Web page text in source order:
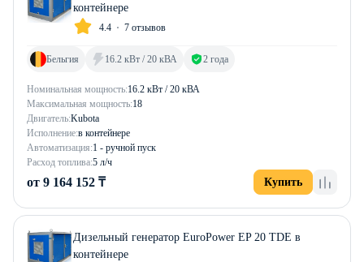
контейнере
4.4 7 отзывов
Номинальная мощность:16.2 кВт / 20 кВА
Максимальная мощность:18
Двигатель:Kubota
Исполнение:в контейнере
Автоматизация:1 - ручной пуск
Расход топлива:5 л/ч
Бельгия 16.2 кВт / 20 кВА 2 года
от 9 164 152 ₸ Купить
Дизельный генератор EuroPower EP 20 TDE в
контейнере